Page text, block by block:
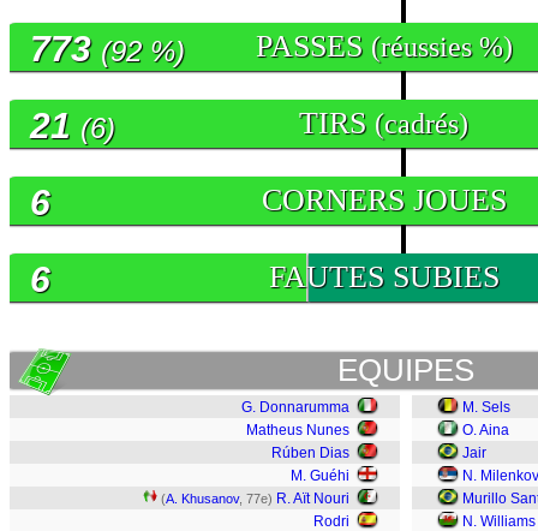
PASSES (réussies %)
773 (92 %)
TIRS (cadrés)
21 (6)
CORNERS JOUES
6
FAUTES SUBIES
6
EQUIPES
G. Donnarumma
Matheus Nunes
Rúben Dias
M. Guéhi
(A. Khusanov, 77e) R. Aït Nouri
Rodri
M. Sels
O. Aina
Jair
N.
Murillo
N. Williams